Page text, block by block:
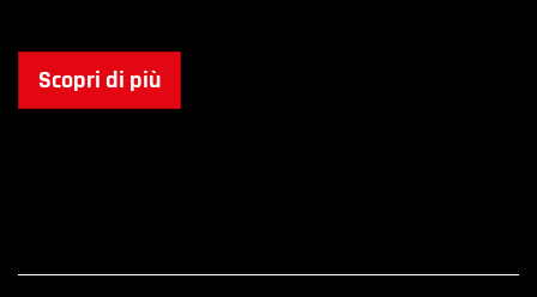
Scopri di più